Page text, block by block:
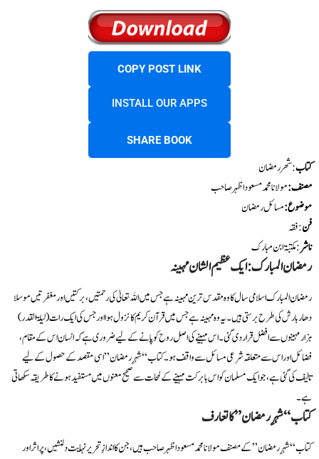
COPY POST LINK
INSTALL OUR APPS
SHARE BOOK
کتاب: شھر رمضان
مصنف:مولانا محمد مسعود اظہر صاحب
موضوع:مسائل رمضان
فن: فقہ
ناشر: مکتبۃ ابن مبارک
رمضان المبارک: ایک عظیم الشان مہینہ
رمضان المبارک اسلامی سال کا وہ مقدس ترین مہینہ ہے جس میں اللہ تعالیٰ کی رحمتیں، برکتیں اور مغفرتیں موسلا
دھار بارش کی طرح برستی ہیں۔ یہ وہ مہینہ ہے جس میں قرآن کریم کا نزول ہوا اور جس کی ایک رات (لیلۃ القدر)
ہزار مہینوں سے افضل قرار دی گئی۔ اس مہینے کی اصل روح کو پانے کے لیے ضروری ہے کہ انسان اس کے مقام،
فضائل اور اس سے متعلقہ شرعی مسائل سے واقف ہو۔ کتاب “شہرِ رمضان” اسی مقصد کے حصول کے لیے
تالیف کی گئی ہے، جو ایک مسلمان کو اس بابرکت مہینے کے لمحات سے صحیح معنوں میں مستفید ہونے کا طریقہ سکھاتی
ہے۔
کتاب “شہرِ رمضان” کا تعارف
کتاب “شہرِ رمضان” کے مصنف مولانا محمد مسعود اظہر صاحب ہیں، جن کا اندازِ تحریر نہایت دلنشیں، پر اثر اور